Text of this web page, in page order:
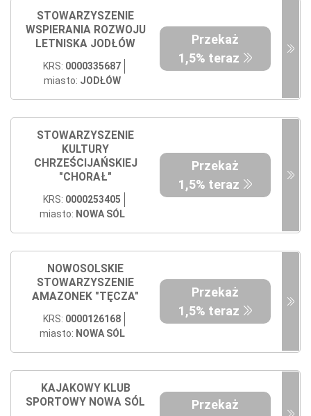
STOWARZYSZENIE
WSPIERANIA ROZWOJU
LETNISKA JODŁÓW
KRS: 0000335687
miasto: JODŁÓW
Przekaż
1,5% teraz
STOWARZYSZENIE
KULTURY
CHRZEŚCIJAŃSKIEJ
"CHORAŁ"
KRS: 0000253405
miasto: NOWA SÓL
Przekaż
1,5% teraz
NOWOSOLSKIE
STOWARZYSZENIE
AMAZONEK "TĘCZA"
KRS: 0000126168
miasto: NOWA SÓL
Przekaż
1,5% teraz
KAJAKOWY KLUB
SPORTOWY NOWA SÓL
Przekaż